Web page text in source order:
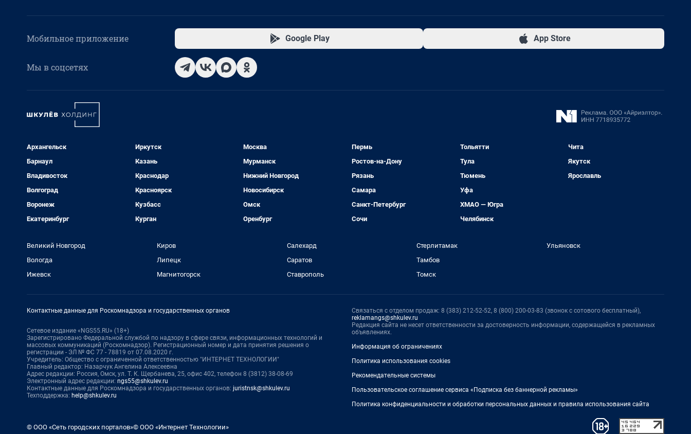
Мобильное приложение Google Play App Store
Мы в соцсетях
Архангельск
Барнаул
Владивосток
Волгоград
Воронеж
Екатеринбург
Иркутск
Казань
Краснодар
Красноярск
Кузбасс
Курган
Москва
Мурманск
Нижний Новгород
Новосибирск
Омск
Оренбург
Пермь
Ростов-на-Дону
Рязань
Самара
Санкт-Петербург
Сочи
Тольятти
Тула
Тюмень
Уфа
ХМАО — Югра
Челябинск
Чита
Якутск
Ярославль
Великий Новгород
Вологда
Ижевск
Киров
Липецк
Магнитогорск
Салехард
Саратов
Ставрополь
Стерлитамак
Тамбов
Томск
Ульяновск
Контактные данные для Роскомнадзора и государственных органов
Сетевое издание «NGS55.RU» (18+)
Зарегистрировано Федеральной службой по надзору в сфере связи, информационных технологий и
массовых коммуникаций (Роскомнадзор). Регистрационный номер и дата принятия решения о
регистрации - ЭЛ № ФС 77 - 78819 от 07.08.2020 г.
Учредитель: Общество с ограниченной ответственностью "ИНТЕРНЕТ ТЕХНОЛОГИИ"
Главный редактор: Назарчук Ангелина Алексеевна
Адрес редакции: Россия, Омск, ул. Т. К. Щербанева, 25, офис 402, телефон 8 (3812) 38-08-69
Электронный адрес редакции: ngs55@shkulev.ru
Контактные данные для Роскомнадзора и государственных органов: juristnsk@shkulev.ru
Техподдержка: help@shkulev.ru
Связаться с отделом продаж: 8 (383) 212-52-52, 8 (800) 200-03-83 (звонок с сотового бесплатный),
reklamangs@shkulev.ru
Редакция сайта не несет ответственности за достоверность информации, содержащейся в рекламных
объявлениях.
Информация об ограничениях
Политика использования cookies
Рекомендательные системы
Пользовательское соглашение сервиса «Подписка без баннерной рекламы»
Политика конфиденциальности и обработки персональных данных и правила использования сайта
© ООО «Сеть городских порталов»© ООО «Интернет Технологии»